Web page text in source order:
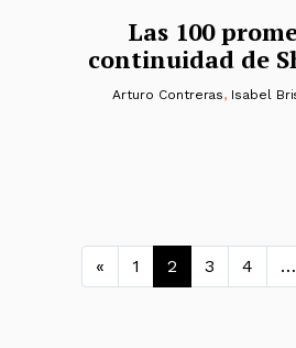
Las 100
continuidad de
Arturo Contreras, Isabel
« 1 2 3 4 …